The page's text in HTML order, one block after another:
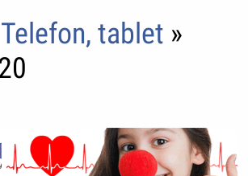
Telefon, tablet »